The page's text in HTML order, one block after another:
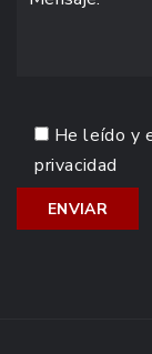
He leído y
privacidad